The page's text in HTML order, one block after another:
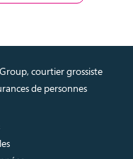
courtier grossiste
de personnes